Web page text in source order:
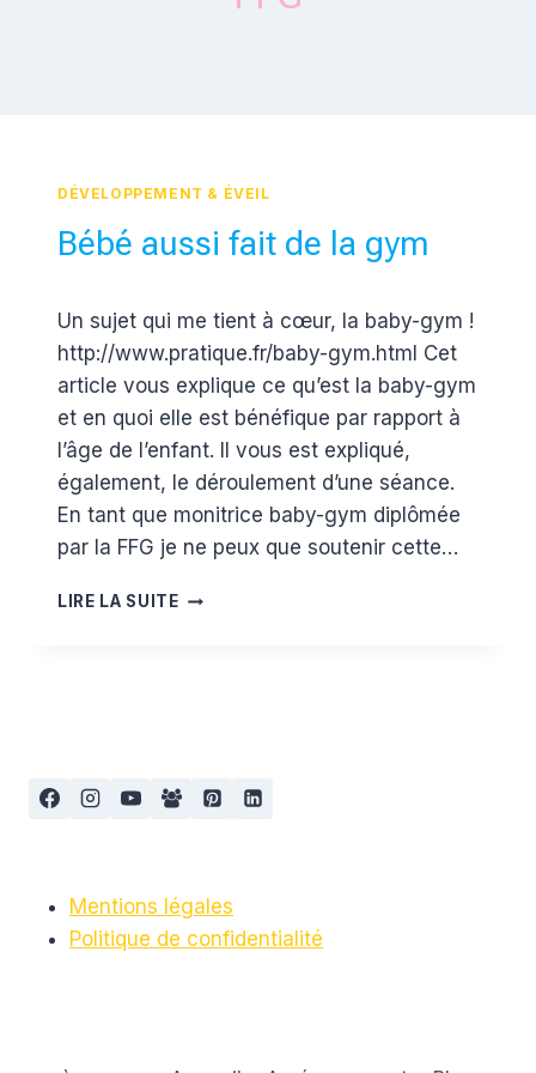
DÉVELOPPEMENT & ÉVEIL
Bébé aussi fait de la gym
Estelle
Un sujet qui me tient à cœur, la baby-gym !
http://www.pratique.fr/baby-gym.html Cet
article vous explique ce qu’est la baby-gym
et en quoi elle est bénéfique par rapport à
l’âge de l’enfant. Il vous est expliqué,
également, le déroulement d’une séance.
En tant que monitrice baby-gym diplômée
par la FFG je ne peux que soutenir cette…
LIRE LA SUITEBÉBÉ
Mentions légales
Politique de confidentialité